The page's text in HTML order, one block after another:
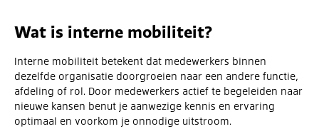
Wat is interne mobiliteit?
Interne mobiliteit betekent dat medewerkers binnen
dezelfde organisatie doorgroeien naar een andere functie,
afdeling of rol. Door medewerkers actief te begeleiden naar
nieuwe kansen benut je aanwezige kennis en ervaring
optimaal en voorkom je onnodige uitstroom.